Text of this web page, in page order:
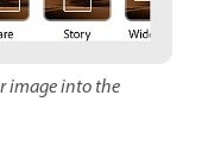
image into the